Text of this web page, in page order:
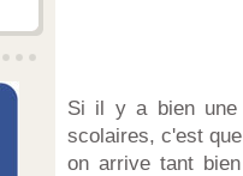
Si il y a bien une
scolaires, c'est
on arrive tant